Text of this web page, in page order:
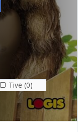
Tive (0)